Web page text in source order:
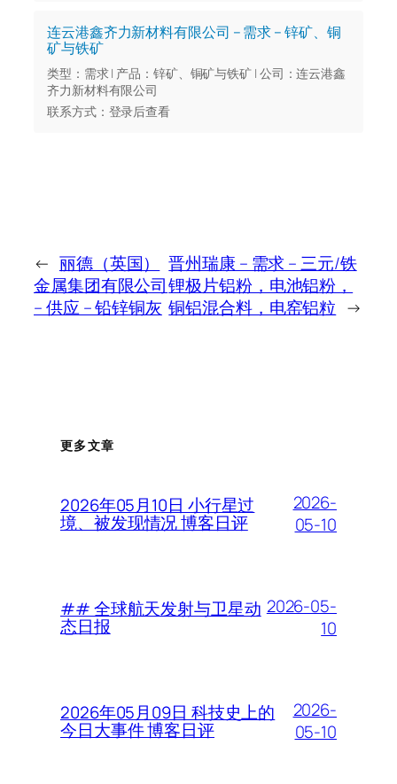
连云港鑫齐力新材料有限公司 – 需求 – 锌矿、铜
矿与铁矿
类型：需求 | 产品：锌矿、铜矿与铁矿 | 公司：连云港鑫
齐力新材料有限公司
联系方式：登录后查看
← 丽德（英国）
金属集团有限公司
– 供应 – 铅锌铜灰
晋州瑞康 – 需求 – 三元/铁
锂极片铝粉，电池铝粉，
铜铝混合料，电窑铝粒 →
更多文章
2026年05月10日 小行星过
境、被发现情况 博客日评
2026-
05-10
## 全球航天发射与卫星动
态日报
2026-05-
10
2026年05月09日 科技史上的
今日大事件 博客日评
2026-
05-10